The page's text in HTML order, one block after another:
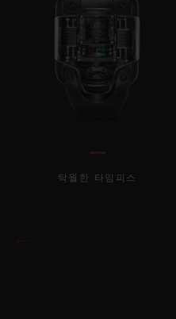
탁월한 타임피스